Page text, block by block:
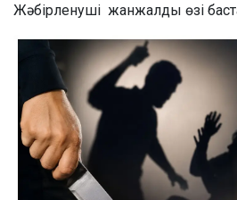
Жәбірленуші жанжалды өзі